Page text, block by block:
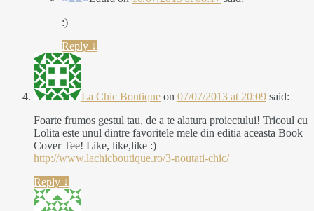
:)
Reply ↓
La Chic Boutique on 07/07/2013 at 20:09 said:
Foarte frumos gestul tau, de a te alatura proiectului! Tricoul cu
Lolita este unul dintre favoritele mele din editia aceasta Book
Cover Tee! Like, like,like :)
http://www.lachicboutique.ro/3-noutati-chic/
Reply ↓